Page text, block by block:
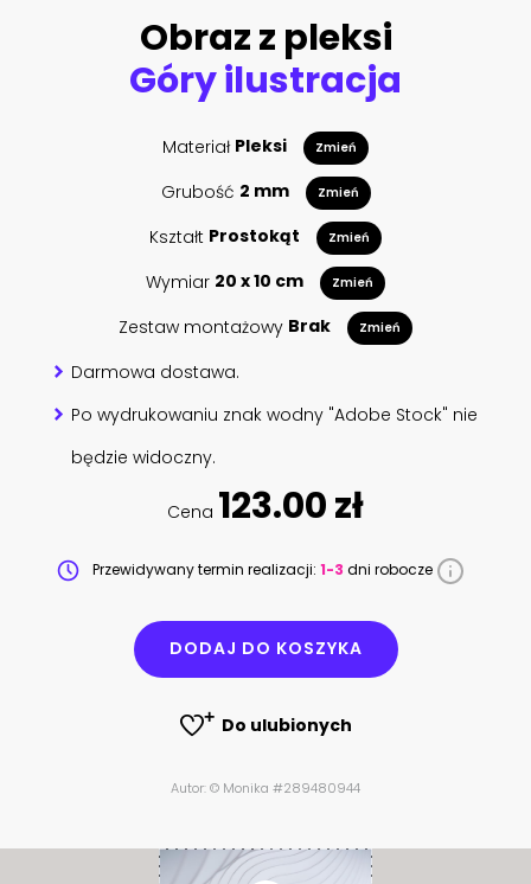
Obraz z pleksi
Góry ilustracja
Materiał Pleksi Zmień
Grubość 2 mm Zmień
Kształt Prostokąt Zmień
Wymiar 20 x 10 cm Zmień
Zestaw montażowy Brak Zmień
Darmowa dostawa.
Po wydrukowaniu znak wodny "Adobe Stock" nie
będzie widoczny.
Cena 123.00 zł
Przewidywany termin realizacji: 1-3 dni robocze
DODAJ DO KOSZYKA
Do ulubionych
Autor: © Monika #289480944